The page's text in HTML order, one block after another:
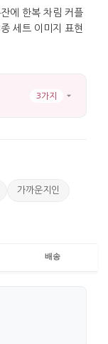
3가지
가까운지인
배송